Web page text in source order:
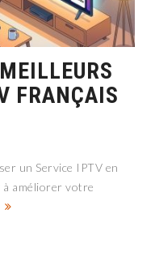
FRANÇAIS
un Service IPTV en
améliorer votre